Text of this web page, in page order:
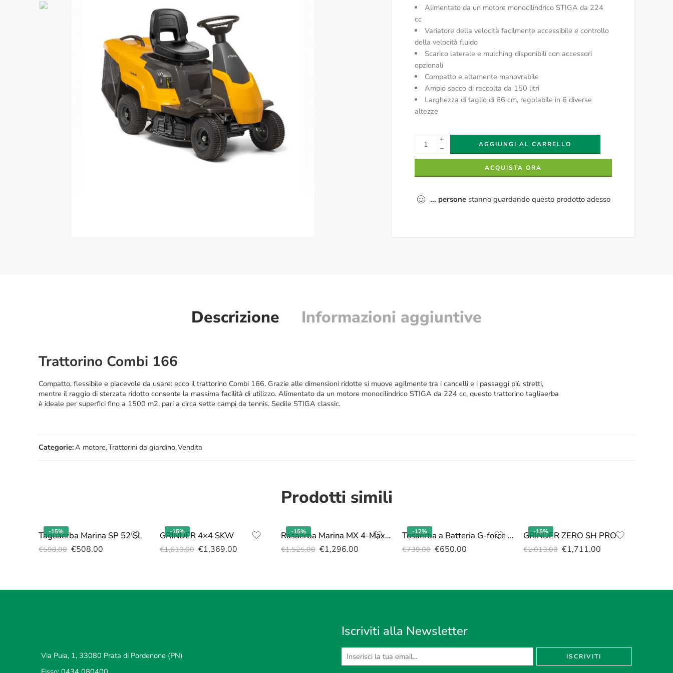
Alimentato da un motore monocilindrico STIGA da 224
cc
Variatore della velocità facilmente accessibile e controllo
della velocità fluido
Scarico laterale e mulching disponibili con accessori
opzionali
Compatto e altamente manovrabile
Ampio sacco di raccolta da 150 litri
Larghezza di taglio di 66 cm, regolabile in 6 diverse
altezze
+
−
AGGIUNGI AL CARRELLO
ACQUISTA ORA
... personestanno guardando questo prodotto adesso
Descrizione Informazioni aggiuntive
Trattorino Combi 166
Compatto, flessibile e piacevole da usare: ecco il trattorino Combi 166. Grazie alle dimensioni ridotte si muove agilmente tra i cancelli e i passaggi più stretti,
mentre il raggio di sterzata ridotto consente la massima facilità di utilizzo. Alimentato da un motore monocilindrico STIGA da 224 cc, questo trattorino tagliaerba
è ideale per superfici fino a 1500 m2, pari a circa sette campi da tennis. Sedile STIGA classic.
Categorie:A motore,Trattorini da giardino,Vendita
Prodotti simili
-15%
Tagliaerba Marina SP 52 SL
€598.00 €508.00
-15%
GRINDER 4×4 SKW
€1,610.00 €1,369.00
-15% Rasaerba Marina MX 4-Maxi INOX 52 SH Honda GCVx 200
€1,525.00 €1,296.00
-12% Tosaerba a Batteria G-force XR120-LM46 SPINTA
€739.00 €650.00
-15%
GRINDER ZERO SH PRO
€2,013.00 €1,711.00
Via Puia, 1, 33080 Prata di Pordenone (PN)
Iscriviti alla Newsletter